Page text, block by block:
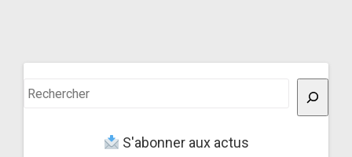
S'abonner aux actus